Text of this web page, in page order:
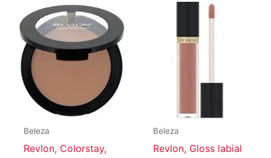
Beleza
Revlon, Colorstay,
Beleza
Revlon, Gloss labial